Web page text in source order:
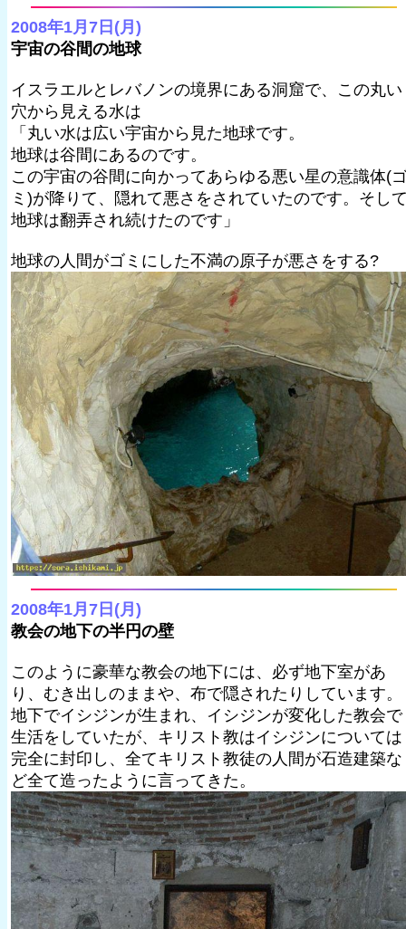
2008年1月7日(月)
宇宙の谷間の地球
イスラエルとレバノンの境界にある洞窟で、この丸い
穴から見える水は
「丸い水は広い宇宙から見た地球です。
地球は谷間にあるのです。
この宇宙の谷間に向かってあらゆる悪い星の意識体(
ミ)が降りて、隠れて悪さをされていたのです。そし
地球は翻弄され続けたのです」
地球の人間がゴミにした不満の原子が悪さをする?
2008年1月7日(月)
教会の地下の半円の壁
このように豪華な教会の地下には、必ず地下室があ
り、むき出しのままや、布で隠されたりしています。
地下でイシジンが生まれ、イシジンが変化した教会で
生活をしていたが、キリスト教はイシジンについては
完全に封印し、全てキリスト教徒の人間が石造建築な
ど全て造ったように言ってきた。